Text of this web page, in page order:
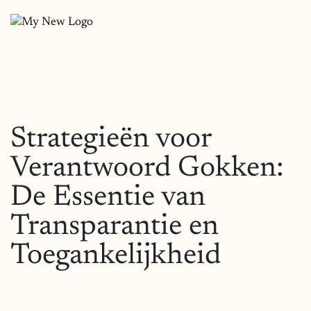
Strategieën voor
Verantwoord Gokken:
De Essentie van
Transparantie en
Toegankelijkheid